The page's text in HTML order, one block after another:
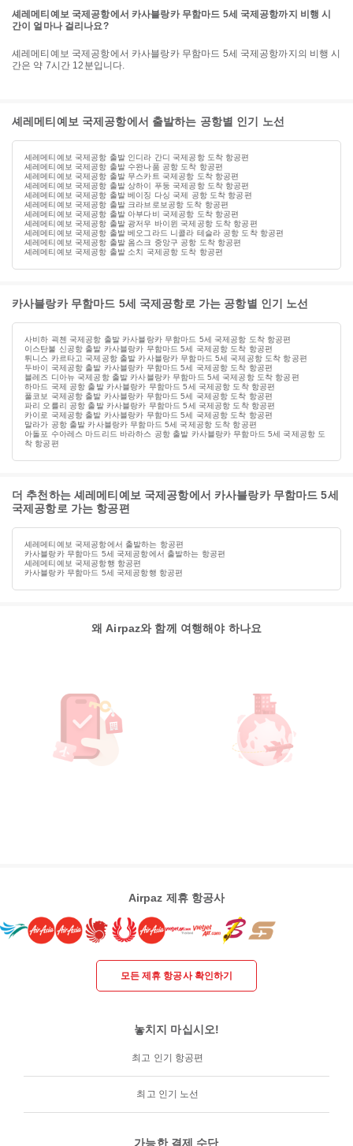
셰레메티예보 국제공항에서 카사블랑카 무함마드 5세 국제공항까지 비행 시
간이 얼마나 걸리나요?
셰레메티예보 국제공항에서 카사블랑카 무함마드 5세 국제공항까지의 비행 시
간은 약 7시간 12분입니다.
셰레메티예보 국제공항에서 출발하는 공항별 인기 노선
셰레메티예보 국제공항 출발 인디라 간디 국제공항 도착 항공편
셰레메티예보 국제공항 출발 수완나품 공항 도착 항공편
셰레메티예보 국제공항 출발 무스카트 국제공항 도착 항공편
셰레메티예보 국제공항 출발 상하이 푸둥 국제공항 도착 항공편
셰레메티예보 국제공항 출발 베이징 다싱 국제 공항 도착 항공편
셰레메티예보 국제공항 출발 크라브로보공항 도착 항공편
셰레메티예보 국제공항 출발 아부다비 국제공항 도착 항공편
셰레메티예보 국제공항 출발 광저우 바이윈 국제공항 도착 항공편
셰레메티예보 국제공항 출발 베오그라드 니콜라 테슬라 공항 도착 항공편
셰레메티예보 국제공항 출발 옴스크 중앙구 공항 도착 항공편
셰레메티예보 국제공항 출발 소치 국제공항 도착 항공편
카사블랑카 무함마드 5세 국제공항로 가는 공항별 인기 노선
사비하 괵첸 국제공항 출발 카사블랑카 무함마드 5세 국제공항 도착 항공편
이스탄불 신공항 출발 카사블랑카 무함마드 5세 국제공항 도착 항공편
튀니스 카르타고 국제공항 출발 카사블랑카 무함마드 5세 국제공항 도착 항공편
두바이 국제공항 출발 카사블랑카 무함마드 5세 국제공항 도착 항공편
블레즈 디아뉴 국제공항 출발 카사블랑카 무함마드 5세 국제공항 도착 항공편
하마드 국제 공항 출발 카사블랑카 무함마드 5세 국제공항 도착 항공편
풀코보 국제공항 출발 카사블랑카 무함마드 5세 국제공항 도착 항공편
파리 오를리 공항 출발 카사블랑카 무함마드 5세 국제공항 도착 항공편
카이로 국제공항 출발 카사블랑카 무함마드 5세 국제공항 도착 항공편
말라가 공항 출발 카사블랑카 무함마드 5세 국제공항 도착 항공편
아돌포 수아레스 마드리드 바라하스 공항 출발 카사블랑카 무함마드 5세 국제공항 도
착 항공편
더 추천하는 셰레메티예보 국제공항에서 카사블랑카 무함마드 5세
국제공항로 가는 항공편
셰레메티예보 국제공항에서 출발하는 항공편
카사블랑카 무함마드 5세 국제공항에서 출발하는 항공편
셰레메티예보 국제공항행 항공편
카사블랑카 무함마드 5세 국제공항행 항공편
왜 Airpaz와 함께 여행해야 하나요
Airpaz 제휴 항공사
모든 제휴 항공사 확인하기
놓치지 마십시오!
최고 인기 항공편
최고 인기 노선
가능한 결제 수단